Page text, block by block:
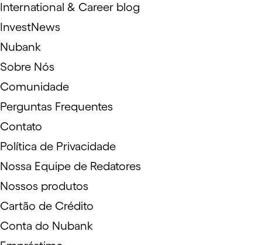
International & Career blog
InvestNews
Nubank
Sobre Nós
Comunidade
Perguntas Frequentes
Contato
Política de Privacidade
Nossa Equipe de Redatores
Nossos produtos
Cartão de Crédito
Conta do Nubank